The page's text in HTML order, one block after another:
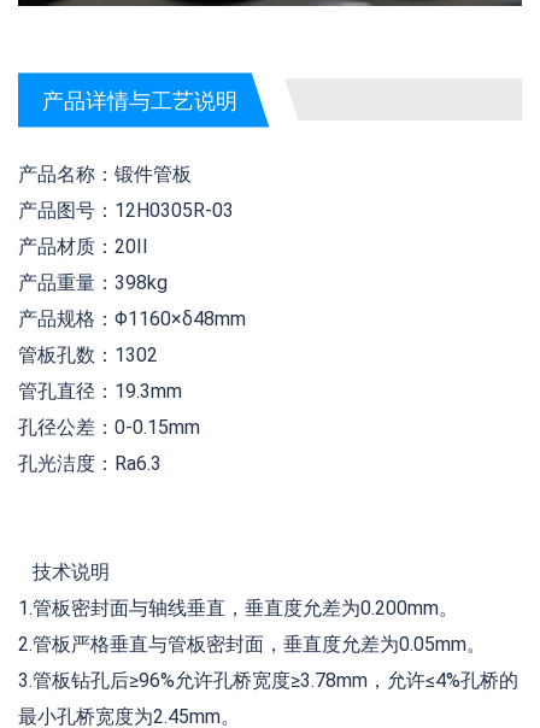
产品详情与工艺说明
产品名称：锻件管板
产品图号：12H0305R-03
产品材质：20II
产品重量：398kg
产品规格：Φ1160×δ48mm
管板孔数：1302
管孔直径：19.3mm
孔径公差：0-0.15mm
孔光洁度：Ra6.3
技术说明
1.管板密封面与轴线垂直，垂直度允差为0.200mm。
2.管板严格垂直与管板密封面，垂直度允差为0.05mm。
3.管板钻孔后≥96%允许孔桥宽度≥3.78mm，允许≤4%孔桥的
最小孔桥宽度为2.45mm。